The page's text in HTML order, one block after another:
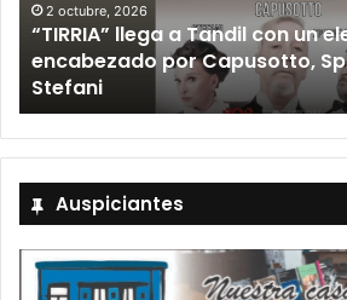
2 octubre, 2026
“TIRRIA” llega a Tandil con un
encabezado por Capusotto,
Stefani
Auspiciantes